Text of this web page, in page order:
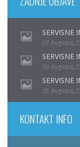
SERVISNE
07 Avgusta,
SERVISNE
06 Avgusta,
SERVISNE
05 Avgusta,
KONTAKT INFO